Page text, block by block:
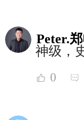
Peter.
神级，
0